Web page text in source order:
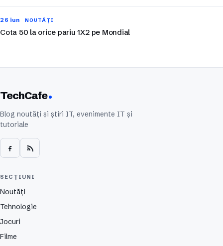
26 iun NOUTĂȚI
Cota 50 la orice pariu 1X2 pe Mondial
TechCafe
Blog noutăți și știri IT, evenimente IT și
tutoriale
SECȚIUNI
Noutăți
Tehnologie
Jocuri
Filme